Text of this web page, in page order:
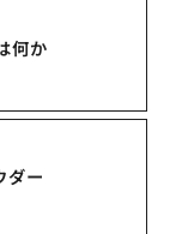
何か
ダー